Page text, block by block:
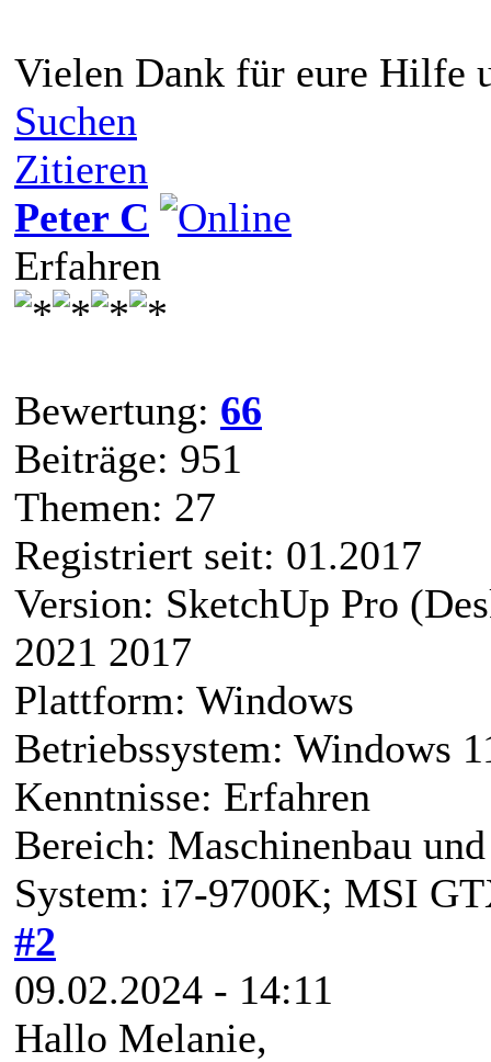
Vielen Dank für eure Hilfe
Suchen
Zitieren
Peter C
Erfahren
Bewertung: 66
Beiträge: 951
Themen: 27
Registriert seit: 01.2017
Version: SketchUp Pro
2021 2017
Plattform: Windows
Betriebssystem: Windows
Kenntnisse: Erfahren
Bereich: Maschinenbau
System: i7-9700K; MSI
#2
09.02.2024 - 14:11
Hallo Melanie,